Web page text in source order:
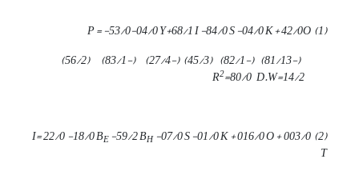
(
1
) P = -
53/0-04/0Y+68/1I -84/0S -04/0K +42/0O
(-
81/13
) (-
82/1
) (
45/3
)
(-
27/4
) (-
83/1
) (
56/2
)
2=80/0 D.W=14/2
(
2
) I=
22/0-18/0BE-59/2BH-07/0S -01/0K +016/0O +003/0
T